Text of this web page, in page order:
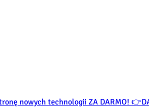
nowych technologii ZA DARMO! 👉